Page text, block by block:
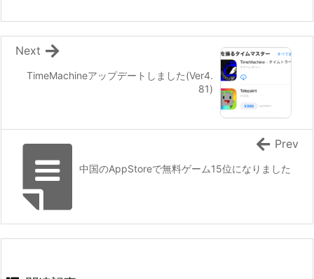
TimeMachineアップデートしました(Ver4.
81)
Next
中国のAppStoreで無料ゲーム15位になりました
Prev